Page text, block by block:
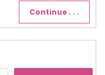
Continue . . .